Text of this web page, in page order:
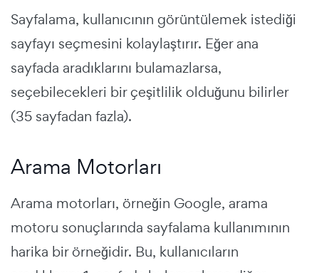
Sayfalama, kullanıcının görüntülemek istediği
sayfayı seçmesini kolaylaştırır. Eğer ana
sayfada aradıklarını bulamazlarsa,
seçebilecekleri bir çeşitlilik olduğunu bilirler
(35 sayfadan fazla).
Arama Motorları
Arama motorları, örneğin Google, arama
motoru sonuçlarında sayfalama kullanımının
harika bir örneğidir. Bu, kullanıcıların